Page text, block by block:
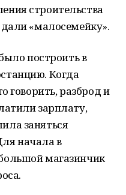
строительства
«малосемейку».
построить в
Когда
говорить, разброд и
зарплату,
заняться
начала в
магазинчик